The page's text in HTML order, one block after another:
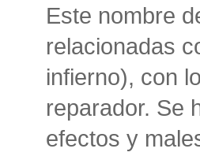
Este nombre
relacionadas
infierno), con
reparador. Se
efectos y